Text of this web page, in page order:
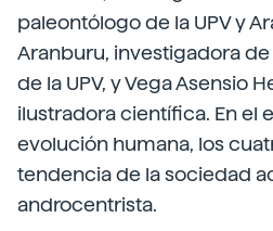
paleontólogo de la UPV y
Aranburu, investigadora
de la UPV, y Vega Asensio
ilustradora científica. En el
evolución humana, los
tendencia de la sociedad
androcentrista.